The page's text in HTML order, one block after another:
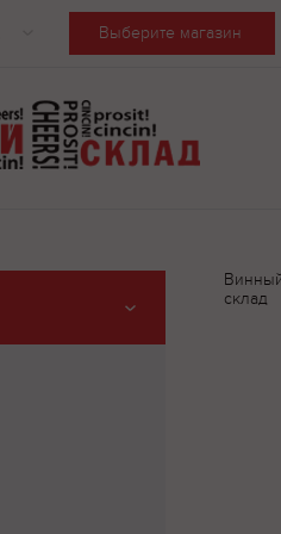
Выберите магазин
склад